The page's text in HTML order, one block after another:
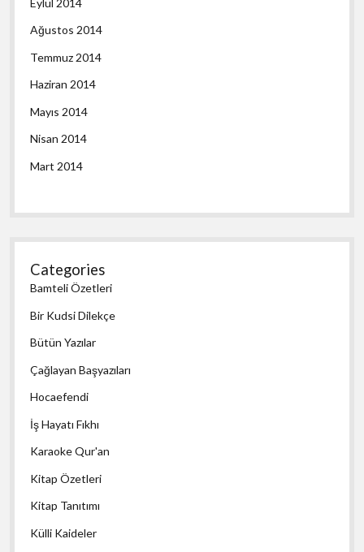
Ağustos 2014
Temmuz 2014
Haziran 2014
Mayıs 2014
Nisan 2014
Mart 2014
Categories
Bamteli Özetleri
Bir Kudsi Dilekçe
Bütün Yazılar
Çağlayan Başyazıları
Hocaefendi
İş Hayatı Fıkhı
Karaoke Qur'an
Kitap Özetleri
Kitap Tanıtımı
Külli Kaideler